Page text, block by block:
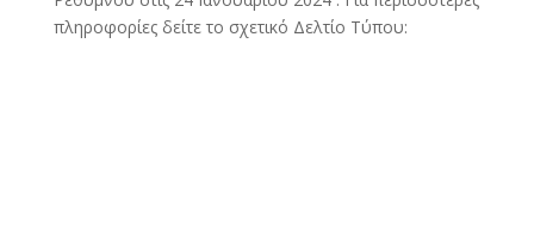
πληροφορίες δείτε το σχετικό Δελτίο Τύπου: